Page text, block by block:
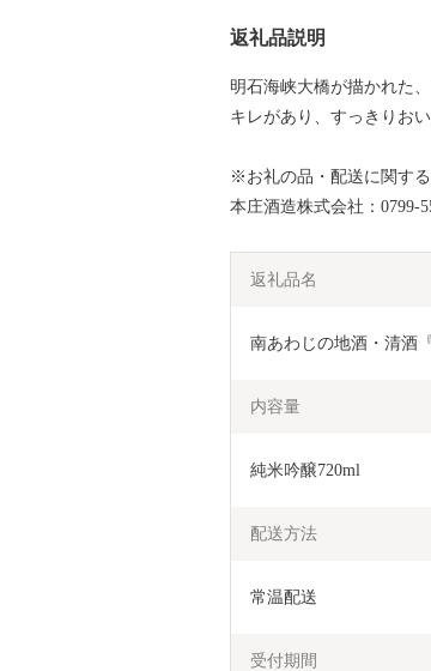
返礼品説明
明石海峡大橋が描かれた
キレがあり、すっきりお
※お礼の品・配送に関する
本庄酒造株式会社：0799-
返礼品名
南あわじの地酒・清酒
内容量
純米吟醸720ml
配送方法
常温配送
受付期間